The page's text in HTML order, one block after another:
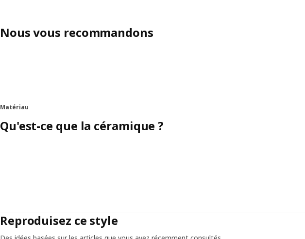
Nous vous recommandons
Matériau
Qu'est-ce que la céramique ?
Reproduisez ce style